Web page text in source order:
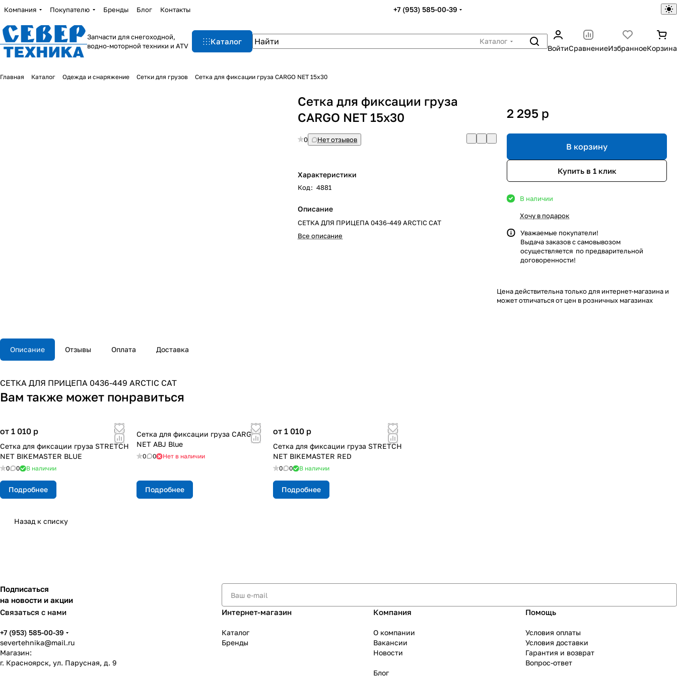
Компания Покупателю Бренды Блог Контакты +7 (953) 585-00-39
Запчасти для снегоходной,
водно-моторной техники и ATV
Каталог
Каталог
ВойтиСравнениеИзбранноеКорзина
Главная Каталог Одежда и снаряжение Сетки для грузов Сетка для фиксации груза CARGO NET 15x30
Сетка для фиксации груза
CARGO NET 15x30
0 Нет отзывов
Характеристики
Код: 4881
Описание
СЕТКА ДЛЯ ПРИЦЕПА 0436-449 ARCTIC CAT
Все описание
2 295 p
В корзину
Купить в 1 клик
В наличии
Хочу в подарок
Уважаемые покупатели!
Выдача заказов с самовывозом
осуществляется по предварительной
договоренности!
Цена действительна только для интернет-магазина и
может отличаться от цен в розничных магазинах
Описание Отзывы Оплата Доставка
СЕТКА ДЛЯ ПРИЦЕПА 0436-449 ARCTIC CAT
Вам также может понравиться
от 1 010 p
Сетка для фиксации груза STRETCH
NET BIKEMASTER BLUE
0 0 В наличии
Подробнее
Сетка для фиксации груза CARGO
NET ABJ Blue
0 0 Нет в наличии
Подробнее
от 1 010 p
Сетка для фиксации груза STRETCH
NET BIKEMASTER RED
0 0 В наличии
Подробнее
Назад к списку
Подписаться
на новости и акции
Связаться с нами
+7 (953) 585-00-39
severtehnika@mail.ru
Магазин:
г. Красноярск, ул. Парусная, д. 9
Интернет-магазин
Каталог
Бренды
Компания
О компании
Вакансии
Новости
Блог
Помощь
Условия оплаты
Условия доставки
Гарантия и возврат
Вопрос-ответ